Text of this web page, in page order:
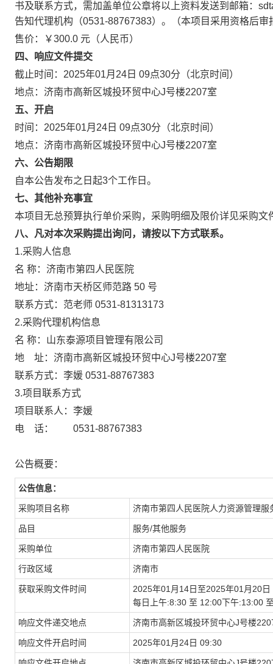
书及联系方式，需加盖单位公章将以上资料发送到邮箱：
告知代理机构（0531-88767383）。（本项目采用资格后
售价：￥300.0 元（人民币）
四、响应文件提交
截止时间：2025年01月24日 09点30分（北京时间）
地点：济南市高新区城投环贸中心J号楼2207室
五、开启
时间：2025年01月24日 09点30分（北京时间）
地点：济南市高新区城投环贸中心J号楼2207室
六、公告期限
自本公告发布之日起3个工作日。
七、其他补充事宜
本项目无总预算执行单价采购，采购明细及限价详见采购文
八、凡对本次采购提出询问，请按以下方式联系。
1.采购人信息
名 称：济南市第四人民医院
地址：济南市天桥区师范路 50 号
联系方式：范老师 0531-81313173
2.采购代理机构信息
名 称：山东泰源项目管理有限公
地 址：济南市高新区城投环贸中心J
联系方式：李媛 0531-88767383
3.项目联系方式
项目联系人：李媛
电 话： 0531-88767383
公告概要：
公告信息：
采购项目名称 济南市第四人民医院人力资源管理服
品目 服务/其他服务
采购单位 济南市第四人民医院
行政区域 济南市
获取采购文件时间
2025年01月14日至2025年01月20日
每日上午:8:30 至 12:00下午:13:00
响应文件递交地点 济南市高新区城投环贸中心J号楼
响应文件开启时间 2025年01月24日 09:30